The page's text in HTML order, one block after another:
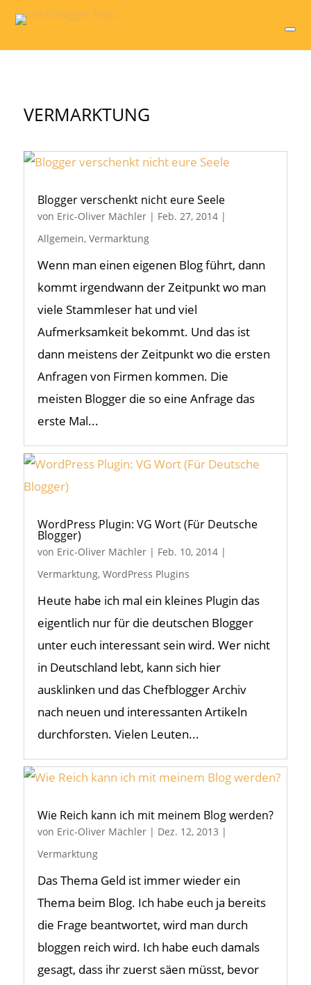
VERMARKTUNG
Blogger verschenkt nicht eure Seele
von Eric-Oliver Mächler| Feb. 27, 2014|
Allgemein, Vermarktung
Wenn man einen eigenen Blog führt, dann
kommt irgendwann der Zeitpunkt wo man
viele Stammleser hat und viel
Aufmerksamkeit bekommt. Und das ist
dann meistens der Zeitpunkt wo die ersten
Anfragen von Firmen kommen. Die
meisten Blogger die so eine Anfrage das
erste Mal...
WordPress Plugin: VG Wort (Für Deutsche
Blogger)
von Eric-Oliver Mächler| Feb. 10, 2014|
Vermarktung, WordPress Plugins
Heute habe ich mal ein kleines Plugin das
eigentlich nur für die deutschen Blogger
unter euch interessant sein wird. Wer nicht
in Deutschland lebt, kann sich hier
ausklinken und das Chefblogger Archiv
nach neuen und interessanten Artikeln
durchforsten. Vielen Leuten...
Wie Reich kann ich mit meinem Blog werden?
von Eric-Oliver Mächler| Dez. 12, 2013 |
Vermarktung
Das Thema Geld ist immer wieder ein
Thema beim Blog. Ich habe euch ja bereits
die Frage beantwortet, wird man durch
bloggen reich wird. Ich habe euch damals
gesagt, dass ihr zuerst säen müsst, bevor